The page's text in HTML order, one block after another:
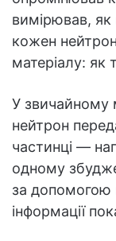
вимірював,
кожен
матеріалу: як
У звичайному
нейтрон
частинці —
одному
за допомогою
інформації